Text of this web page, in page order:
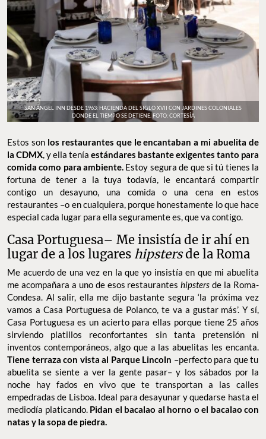
SAN ÁNGEL INN DESDE 1963: HACIENDA DEL SIGLO XVII CON JARDINES COLONIALES
DONDE EL TIEMPO SE DETIENE. FOTO: CORTESÍA
Estos sonlos restaurantes que le encantaban a mi abuelita de
la CDMX, y ella tenía estándares bastante exigentes tanto para
comida como para ambiente. Estoy segura de que si tú tienes la
fortuna de tener a la tuya todavía, le encantará compartir
contigo un desayuno, una comida o una cena en estos
restaurantes –o en cualquiera, porque honestamente lo que hace
especial cada lugar para ella seguramente es, que va contigo.
Casa Portuguesa– Me insistía de ir ahí en
lugar de a los lugares hipstersde la Roma
Me acuerdo de una vez en la que yo insistía en que mi abuelita
me acompañara a uno de esos restauranteshipsters de la Roma-
Condesa. Al salir, ella me dijo bastante segura ‘la próxima vez
vamos a Casa Portuguesa de Polanco, te va a gustar más’. Y sí,
Casa Portuguesa es un acierto para ellas porque tiene 25 años
sirviendo platillos reconfortantes sin tanta pretensión ni
inventos contemporáneos, algo que a las abuelitas les encanta.
Tiene terraza con vista al Parque Lincoln –perfecto para que tu
abuelita se siente a ver la gente pasar– y los sábados por la
noche hay fados en vivo que te transportan a las calles
empedradas de Lisboa. Ideal para desayunar y quedarse hasta el
mediodía platicando.Pidan el bacalao al horno o el bacalao con
natas y la sopa de piedra.